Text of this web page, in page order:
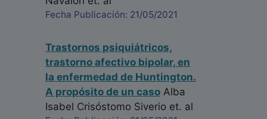
Fecha Publicación: 21/05/2021
Trastornos psiquiátricos,
trastorno afectivo bipolar, en
la enfermedad de Huntington.
A propósito de un caso Alba
Isabel Crisóstomo Siverio et. al